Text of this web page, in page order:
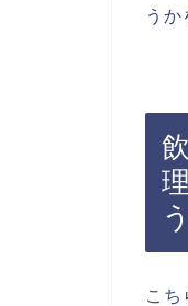
う
こち